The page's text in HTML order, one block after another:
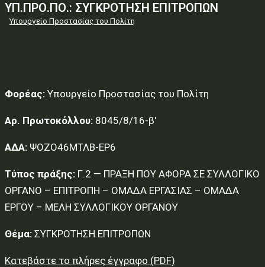
ΥΠ.ΠΡΟ.ΠΟ.: ΣΥΓΚΡΟΤΗΣΗ ΕΠΙΤΡΟΠΩΝ
Υπουργείο Προστασίας του Πολίτη
Φορέας: Υπουργείο Προστασίας του Πολίτη
Αρ. Πρωτοκόλλου: 8045/8/16-β'
ΑΔΑ: ΨΟΖΟ46ΜΤΛΒ-ΕΡ6
Τύπος πράξης: Γ.2 — ΠΡΑΞΗ ΠΟΥ ΑΦΟΡΑ ΣΕ ΣΥΛΛΟΓΙΚΟ
ΟΡΓΑΝΟ – ΕΠΙΤΡΟΠΗ – ΟΜΑΔΑ ΕΡΓΑΣΙΑΣ – ΟΜΑΔΑ
ΕΡΓΟΥ – ΜΕΛΗ ΣΥΛΛΟΓΙΚΟΥ ΟΡΓΑΝΟΥ
Θέμα: ΣΥΓΚΡΟΤΗΣΗ ΕΠΙΤΡΟΠΩΝ
Κατεβάστε το πλήρες έγγραφο (PDF)